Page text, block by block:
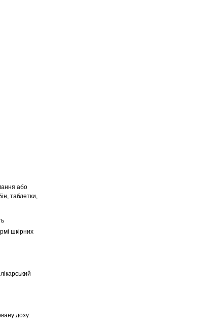
або
таблетки,
шкірних
дозу: